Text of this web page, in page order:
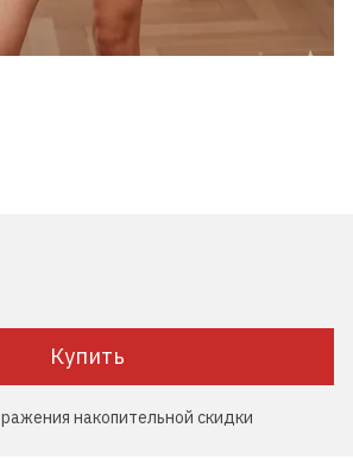
Купить
накопительной скидки